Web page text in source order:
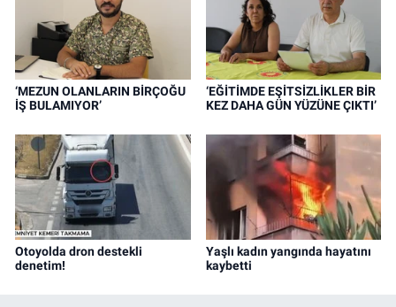
‘MEZUN OLANLARIN BİRÇOĞU
İŞ BULAMIYOR’
‘EĞİTİMDE EŞİTSİZLİKLER BİR
KEZ DAHA GÜN YÜZÜNE ÇIKTI’
Otoyolda dron destekli
denetim!
Yaşlı kadın yangında hayatını
kaybetti